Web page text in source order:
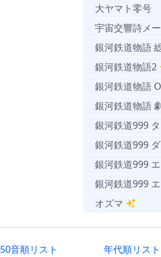
大ヤマト零号
宇宙交響詩メ
銀河鉄道物語
銀河鉄道物語2
銀河鉄道物語
銀河鉄道物語
銀河鉄道999
銀河鉄道999
銀河鉄道999
銀河鉄道999
オズマ
50音順リスト 年代順リスト